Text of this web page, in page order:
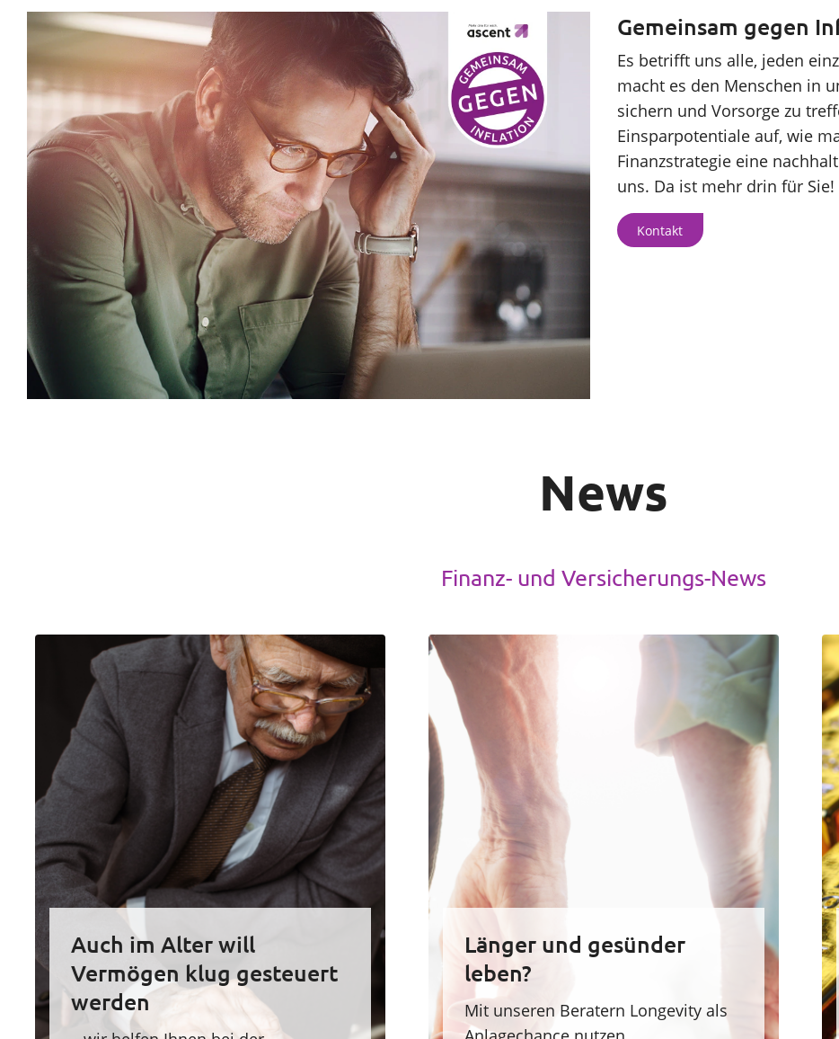
Gemeinsam gegen
Es betrifft uns alle, jeden
macht es den Menschen in
sichern und Vorsorge zu
Einsparpotentiale auf, wie
Finanzstrategie eine
uns. Da ist mehr drin für Sie!
Kontakt
News
Finanz- und Versicherungs-News
Auch im Alter will
Vermögen klug gesteuert
werden
Länger und gesünder
leben?
Mit unseren Beratern Longevity als